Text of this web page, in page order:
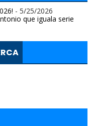
- 5/25/2026
que iguala serie